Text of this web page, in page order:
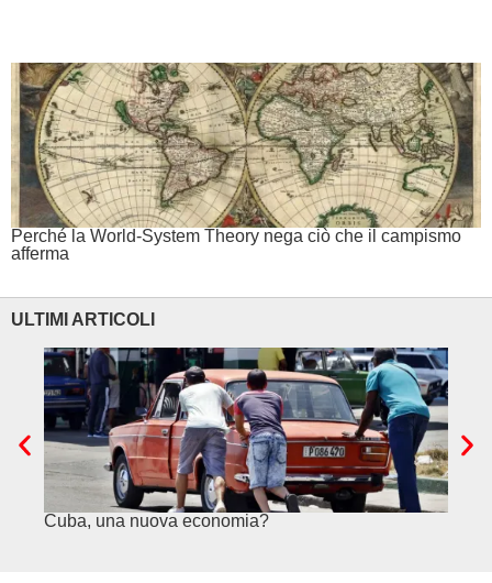
Perché la World-System Theory nega ciò che il campismo
afferma
ULTIMI ARTICOLI
Cuba, una nuova economia?